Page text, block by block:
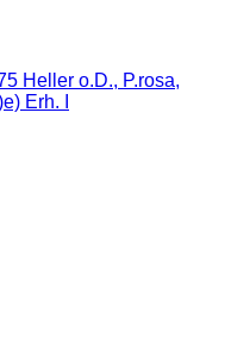
Heller o.D., P.rosa,
Erh. I